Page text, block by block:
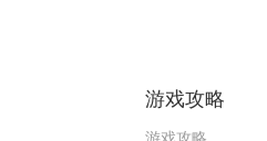
游戏攻略
游戏攻略